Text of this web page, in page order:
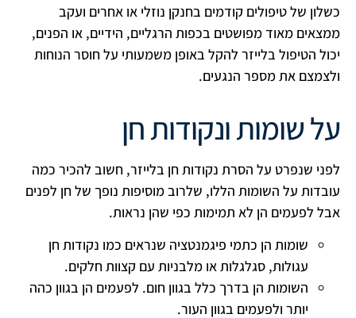
כשלון של טיפולים קודמים בחנקן נוזלי או אחרים ועקב
ממצאים מאוד מפושטים בכפות הרגליים, הידיים, או הפנים,
יכול הטיפול בלייזר להקל באופן משמעותי על חוסר הנוחות
ולצמצם את מספר הנגעים.
על שומות ונקודות חן
לפני שנפרט על הסרת נקודות חן בלייזר, חשוב להכיר כמה
עובדות על השומות הללו, שלרוב מוסיפות נופך של חן לפנים
אבל לפעמים הן לא תמימות כפי שהן נראות.
שומות הן כתמי פיגמנטציה שנראים כמו נקודות חן
עגולות, סגלגלות או מלבניות עם קצוות חלקים.
השומות הן בדרך כלל בגוון חום. לפעמים הן בגוון כהה
יותר ולפעמים בגוון העור.